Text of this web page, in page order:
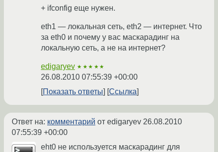
+ ifconfig еще нужен.
eth1 — локальная сеть, eth2 — интернет. Что
за eth0 и почему у вас маскарадинг на
локальную сеть, а не на интернет?
edigaryev ★★★★★
26.08.2010 07:55:39 +00:00
Показать ответы
Ссылка
Ответ на: комментарий от edigaryev 26.08.2010
07:55:39 +00:00
eht0 не используется маскарадинг для